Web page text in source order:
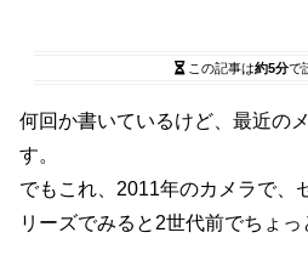
この記事は約5分で
何回か書いているけど、最近の
す。
でもこれ、2011年のカメラで、
リーズでみると2世代前でちょっ